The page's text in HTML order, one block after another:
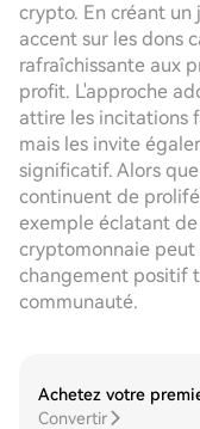
crypto. En créant
accent sur les dons
rafraîchissante aux
profit. L'approche
attire les incitations
mais les invite
significatif. Alors
continuent de
exemple éclatant
cryptomonnaie
changement positif
communauté.
Achetez votre
Convertir